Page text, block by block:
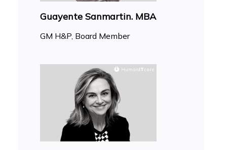
Guayente Sanmartin. MBA
GM H&P, Board Member